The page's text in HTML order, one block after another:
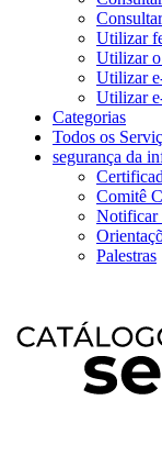
Utilizar
Utilizar o
Utilizar
Utilizar
Categorias
Todos os
segurança da
Comitê
Notificar
Palestras